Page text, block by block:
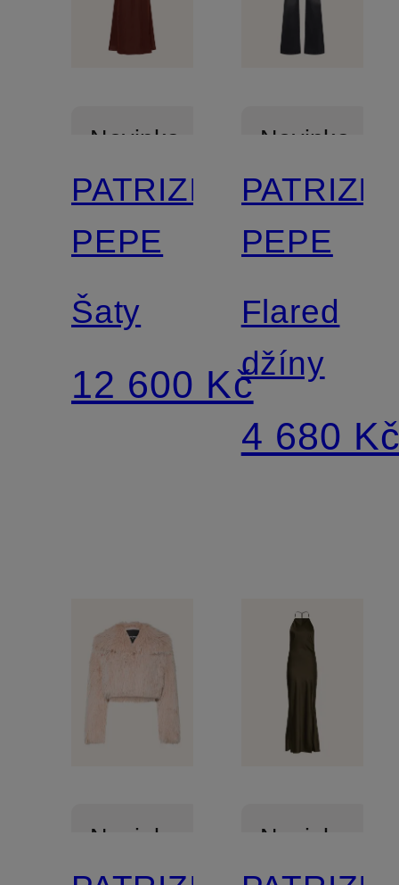
Novinka
PATRIZIA
PEPE
Šaty
12 600 Kč
Novinka
PATRIZIA
PEPE
Flared
džíny
4 680
Novinka Novinka